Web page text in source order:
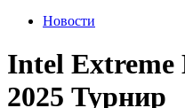
Новости
Intel Extreme
2025 Турнир